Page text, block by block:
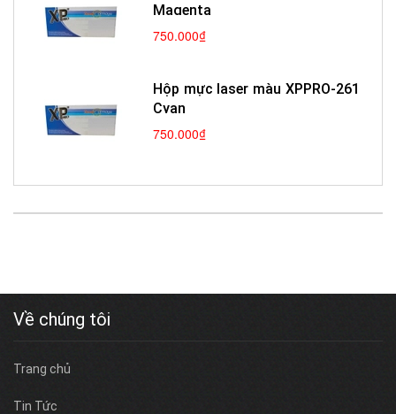
Magenta
750.000₫
Hộp mực laser màu XPPRO-261
Cyan
750.000₫
Về chúng tôi
Trang chủ
Tin Tức